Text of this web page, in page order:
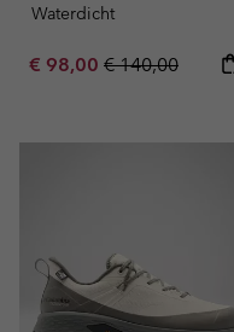
Waterdicht
Sale price:
€ 98,00 Regular price:
€ 140,00